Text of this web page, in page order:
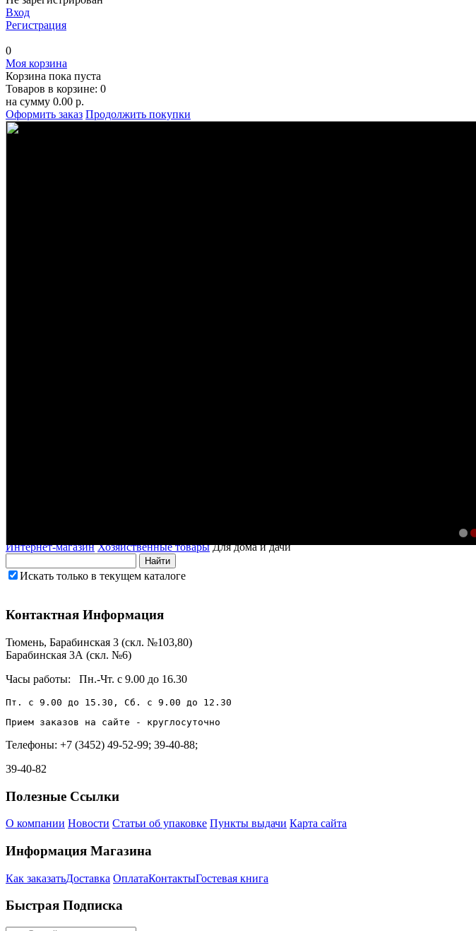
Вход
Регистрация
0
Моя корзина
Корзина пока пуста
Товаров в корзине: 0
на сумму 0.00 р.
Оформить заказ Продолжить покупки
Интернет-магазин Хозяйственные товары Для дома и дачи
Искать только в текущем каталоге
Контактная Информация
Тюмень, Барабинская 3 (скл. №103,80)
Барабинская 3А (скл. №6)
Часы работы: Пн.-Чт. с 9.00 до 16.30
Пт. с 9.00 до 15.30, Сб. с 9.00 до 12.30
Прием заказов на сайте - круглосуточно
Телефоны: +7 (3452) 49-52-99; 39-40-88;
39-40-82
Полезные Ссылки
О компании Новости Статьи об упаковке Пункты выдачи Карта сайта
Информация Магазина
Как заказатьДоставка ОплатаКонтактыГостевая книга
Быстрая Подписка